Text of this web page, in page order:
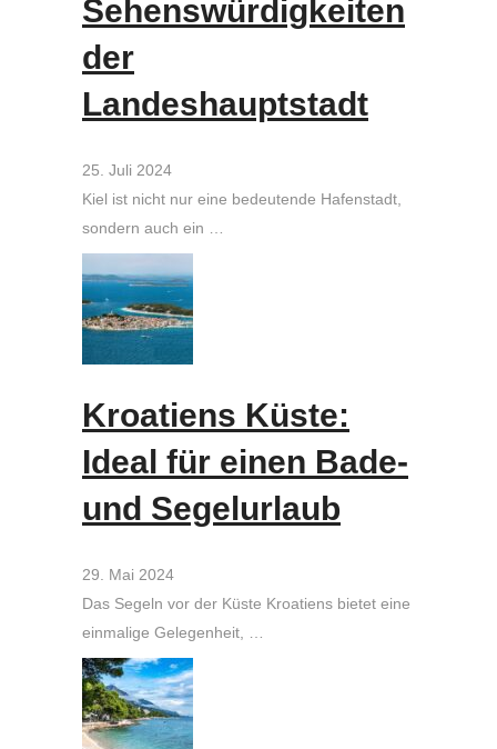
Sehenswürdigkeiten
der
Landeshauptstadt
25. Juli 2024
Kiel ist nicht nur eine bedeutende Hafenstadt,
sondern auch ein …
Kroatiens Küste:
Ideal für einen Bade-
und Segelurlaub
29. Mai 2024
Das Segeln vor der Küste Kroatiens bietet eine
einmalige Gelegenheit, …